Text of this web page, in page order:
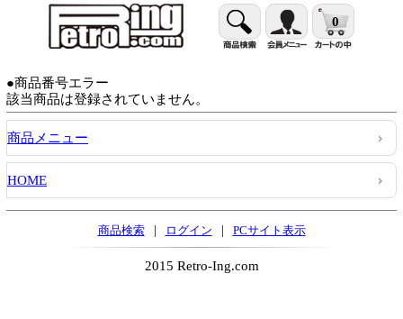
0
●商品番号エラー
該当商品は登録されていません。
商品メニュー
HOME
商品検索 | ログイン | PCサイト表示
2015 Retro-Ing.com